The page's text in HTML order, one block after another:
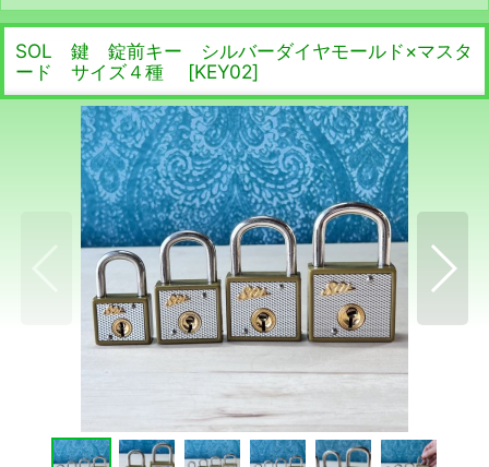
SOL 鍵 錠前キー シルバーダイヤモールド×マスタ
ード サイズ４種
[KEY02]